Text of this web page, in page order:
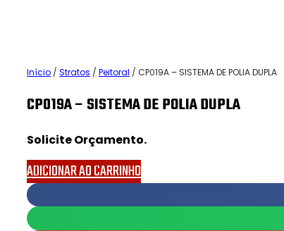
Início / Stratos / Peitoral / CP019A – SISTEMA DE POLIA DUPLA
CP019A – SISTEMA DE POLIA DUPLA
Solicite Orçamento.
ADICIONAR AO CARRINHO